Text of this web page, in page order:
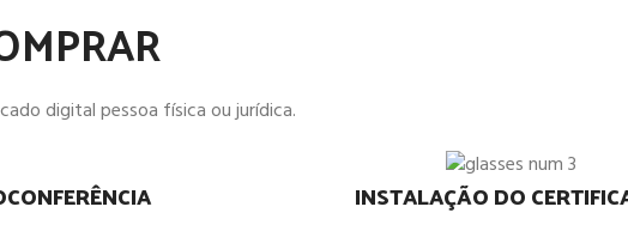
digital pessoa física ou jurídica.
INSTALAÇÃO DO